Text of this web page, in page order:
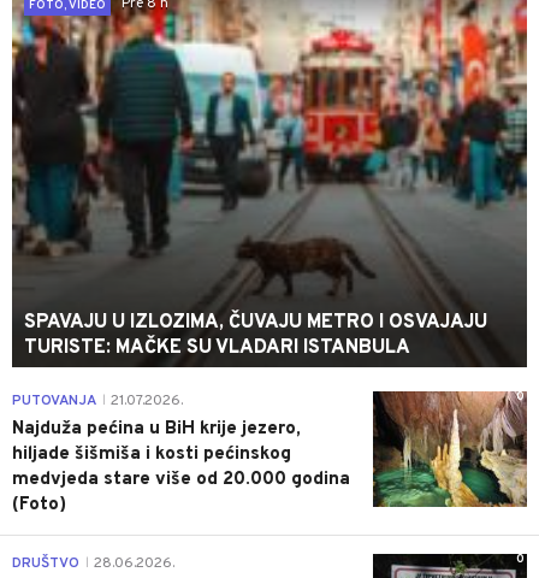
FOTO, VIDEO
Pre 8 h
SPAVAJU U IZLOZIMA, ČUVAJU METRO I OSVAJAJU
TURISTE: MAČKE SU VLADARI ISTANBULA
0
PUTOVANJA 21.07.2026.
Najduža pećina u BiH krije jezero,
hiljade šišmiša i kosti pećinskog
medvjeda stare više od 20.000 godina
(Foto)
0
DRUŠTVO 28.06.2026.